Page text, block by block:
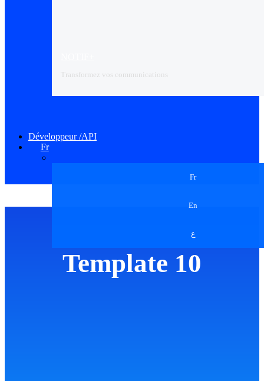
Transformez vos communications
Développeur /API
Fr
Fr
En
ع
Template 10